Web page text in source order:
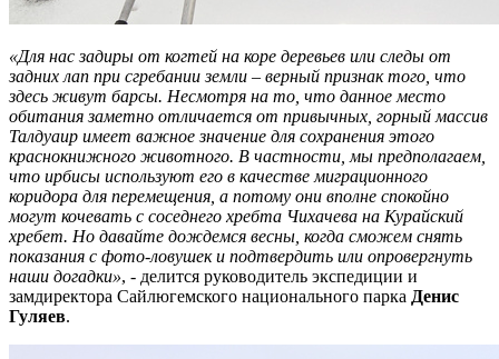
«Для нас задиры от когтей на коре деревьев или следы от
задних лап при сгребании земли – верный признак того, что
здесь живут барсы. Несмотря на то, что данное место
обитания заметно отличается от привычных, горный массив
Талдуаир имеет важное значение для сохранения этого
краснокнижного животного. В частности, мы предполагаем,
что ирбисы используют его в качестве миграционного
коридора для перемещения, а потому они вполне спокойно
могут кочевать с соседнего хребта Чихачева на Курайский
хребет. Но давайте дождемся весны, когда сможем снять
показания с фото-ловушек и подтвердить или опровергнуть
наши догадки», - делится руководитель экспедиции и
замдиректора Сайлюгемского национального парка Денис
Гуляев.